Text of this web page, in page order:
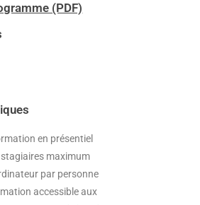
(PDF)
en présentiel
maximum
par personne
accessible aux